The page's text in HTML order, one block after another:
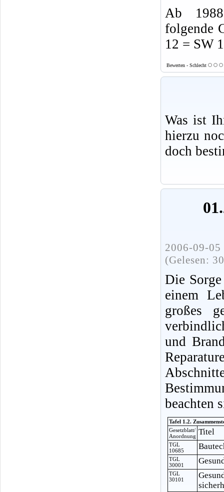
Ab
folgende
12 = SW
Bewerten - Schlecht
Was ist
hierzu
doch
2006-09-
(Gelesen:
Die
einem
großes
und
beachten
Tafel 1.2.
Gesetzblatt/
Anordnung Titel
TGL
10685
TGL
30001
TGL
30101